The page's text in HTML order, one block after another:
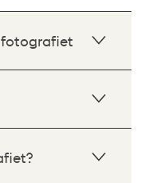
fotografiet